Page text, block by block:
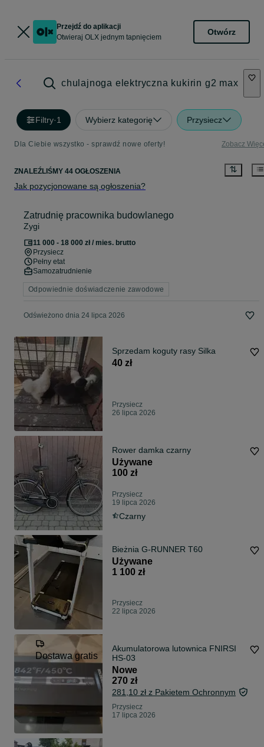
Przejdź do aplikacji
Otwieraj OLX jednym tapnięciem
Otwórz
chulajnoga elektryczna kukirin g2 max
Filtry·1 Wybierz kategorię Przysiecz
Dla Ciebie wszystko - sprawdź nowe oferty! Zobacz
ZNALEŹLIŚMY 44 OGŁOSZENIA
Jak pozycjonowane są ogłoszenia?
Zatrudnię pracownika budowlanego
Zygi
11 000 - 18 000 zł / mies. brutto
Przysiecz
Pełny etat
Samozatrudnienie
Odpowiednie doświadczenie zawodowe
Odświeżono dnia 24 lipca 2026
Sprzedam koguty rasy Silka
40 zł
Przysiecz
26 lipca 2026
Rower damka czarny
Używane
100 zł
Przysiecz
19 lipca 2026
Czarny
Bieżnia G-RUNNER T60
Używane
1 100 zł
Przysiecz
22 lipca 2026
Dostawa gratis
Akumulatorowa lutownica FNIRSI
HS-03
Nowe
270 zł
281,10 zł z Pakietem Ochronnym
Przysiecz
17 lipca 2026